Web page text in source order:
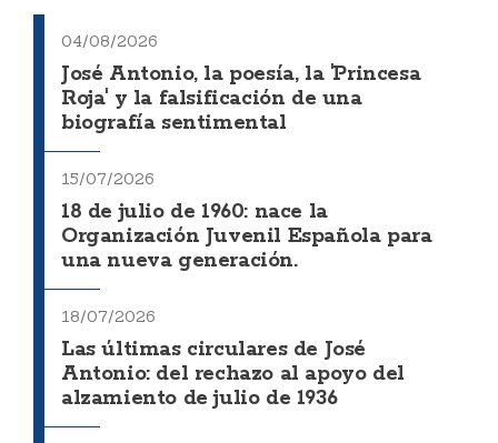
04/08/2026
José Antonio, la poesía, la 'Princesa
Roja' y la falsificación de una
biografía sentimental
15/07/2026
18 de julio de 1960: nace la
Organización Juvenil Española para
una nueva generación.
18/07/2026
Las últimas circulares de José
Antonio: del rechazo al apoyo del
alzamiento de julio de 1936